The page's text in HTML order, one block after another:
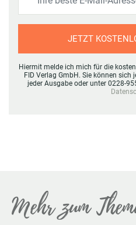
JETZT
Hiermit melde ich mich für die
FID Verlag GmbH. Sie können sich
jeder Ausgabe oder unter 0228-
Mehr zum